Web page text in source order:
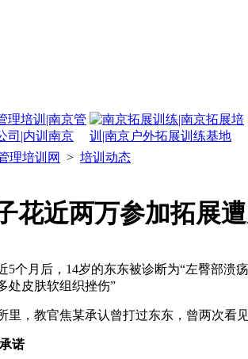
理培训网 > 培训动态
花近两万参加拓展
月后，14岁的东东被诊断为“左臀部溃
处皮肤软组织挫伤”
，教官焦某承认曾打过东东，曾两次看
诺